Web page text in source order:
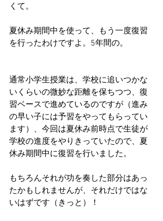
くて。
夏休み期間中を使って、もう一度復習
を行ったわけですよ。5年間の。
通常小学生授業は、学校に追いつかな
いくらいの微妙な距離を保ちつつ、復
習ベースで進めているのですが（進み
の早い子には予習をやってもらってい
ます）、今回は夏休み前時点で生徒が
学校の進度をやりきっていたので、夏
休み期間中に復習を行いました。
もちろんそれが功を奏した部分はあっ
たかもしれませんが、それだけではな
いはずです（きっと）！